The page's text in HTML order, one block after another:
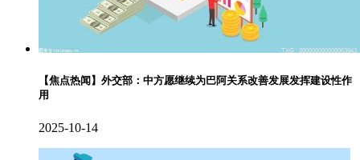
【焦点热闻】外交部：中方愿继续为巴阿关系改善发展发挥建设性作
用
2025-10-14